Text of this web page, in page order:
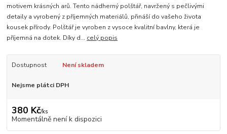
motivem krásných arů. Tento nádherný polštář, navržený s pečlivými
detaily a vyrobený z příjemných materiálů, přináší do vašeho života
kousek přírody. Polštář je vyroben z vysoce kvalitní bavlny, která je
příjemná na dotek. Díky d... celý popis
Dostupnost Není skladem
Nejsme plátci DPH
380 Kč/ks
Momentálně není k dispozici